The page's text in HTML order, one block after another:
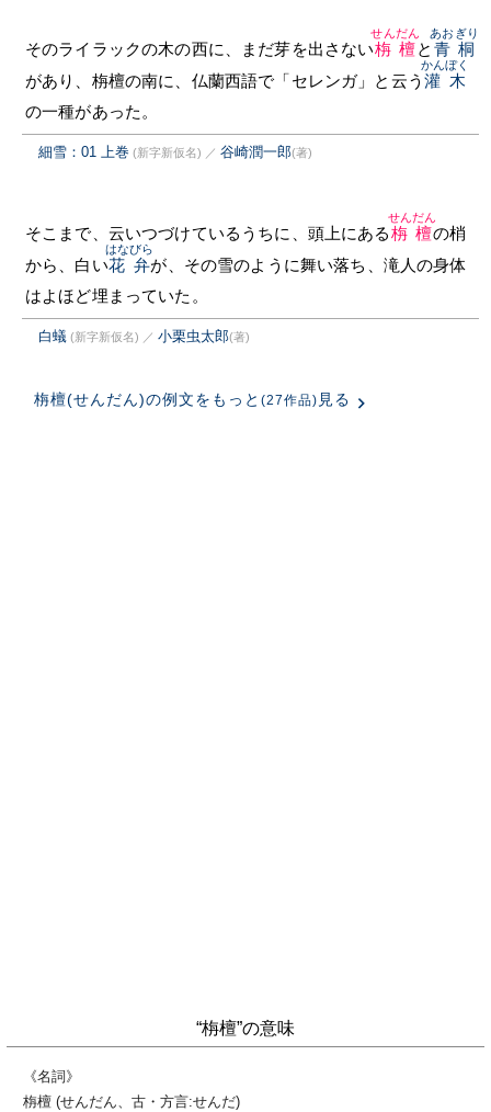
そのライラックの木の西に、まだ芽を出さない栴檀
せんだん
と 青桐
あおぎり
があり、栴檀の南に、仏蘭西語で「セレンガ」と云う 灌木
かんぼく
の一種があった。
細雪：01 上巻 (新字新仮名) ／ 谷崎潤一郎(著)
そこまで、云いつづけているうちに、頭上にある栴檀
せんだん
の梢
から、白い花弁
はなびら
が、その雪のように舞い落ち、滝人の身体
はよほど埋まっていた。
白蟻 (新字新仮名) ／ 小栗虫太郎(著)
栴檀(せんだん)の例文をもっと (27作品) 見る
“栴檀”の意味
《名詞》
栴檀 (せんだん、古・方言:せんだ)